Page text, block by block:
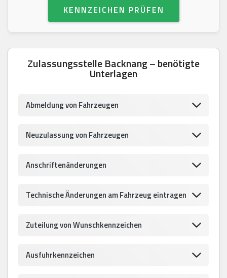
KENNZEICHEN PRÜFEN
Zulassungsstelle Backnang – benötigte
Unterlagen
Abmeldung von Fahrzeugen
Neuzulassung von Fahrzeugen
Anschriftenänderungen
Technische Änderungen am Fahrzeug eintragen
Zuteilung von Wunschkennzeichen
Ausfuhrkennzeichen